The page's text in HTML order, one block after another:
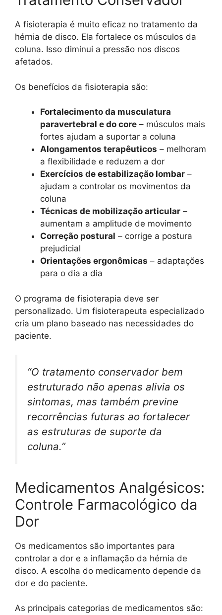
A fisioterapia é muito eficaz no tratamento da
hérnia de disco. Ela fortalece os músculos da
coluna. Isso diminui a pressão nos discos
afetados.
Os benefícios da fisioterapia são:
Fortalecimento da musculatura
paravertebral e do core – músculos mais
fortes ajudam a suportar a coluna
Alongamentos terapêuticos – melhoram
a flexibilidade e reduzem a dor
Exercícios de estabilização lombar –
ajudam a controlar os movimentos da
coluna
Técnicas de mobilização articular –
aumentam a amplitude de movimento
Correção postural – corrige a postura
prejudicial
Orientações ergonômicas – adaptações
para o dia a dia
O programa de fisioterapia deve ser
personalizado. Um fisioterapeuta especializado
cria um plano baseado nas necessidades do
paciente.
“O tratamento conservador bem
estruturado não apenas alivia os
sintomas, mas também previne
recorrências futuras ao fortalecer
as estruturas de suporte da
coluna.”
Medicamentos Analgésicos:
Controle Farmacológico da
Dor
Os medicamentos são importantes para
controlar a dor e a inflamação da hérnia de
disco. A escolha do medicamento depende da
dor e do paciente.
As principais categorias de medicamentos são: